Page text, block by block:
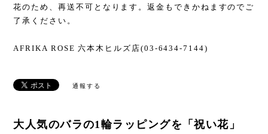
花のため、再送不可となります。返金もできかねますのでご
了承ください。
AFRIKA ROSE 六本木ヒルズ店(03-6434-7144)
通報する
大人気のバラの1輪ラッピングを「祝い花」